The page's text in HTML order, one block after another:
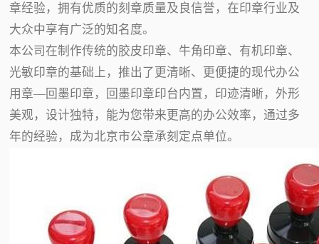
章经验，拥有优质的刻章质量及良信誉，在印章行业及
大众中享有广泛的知名度。
本公司在制作传统的胶皮印章、牛角印章、有机印章、
光敏印章的基础上，推出了更清晰、更便捷的现代办公
用章—回墨印章，回墨印章印台内置，印迹清晰，外形
美观，设计独特，能为您带来更高的办公效率，通过多
年的经验，成为北京市公章承刻定点单位。